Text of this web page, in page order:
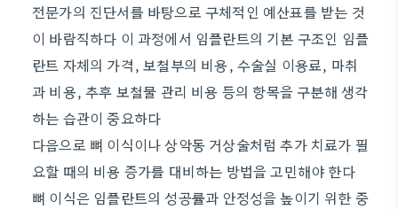
전문가의 진단서를 바탕으로 구체적인 예산표를 받는 것
이 바람직하다 이 과정에서 임플란트의 기본 구조인 임플
란트 자체의 가격, 보철부의 비용, 수술실 이용료, 마취
과 비용, 추후 보철물 관리 비용 등의 항목을 구분해 생각
하는 습관이 중요하다
다음으로 뼈 이식이나 상악동 거상술처럼 추가 치료가 필
요할 때의 비용 증가를 대비하는 방법을 고민해야 한다
뼈 이식은 임플란트의 성공률과 안정성을 높이기 위한 중